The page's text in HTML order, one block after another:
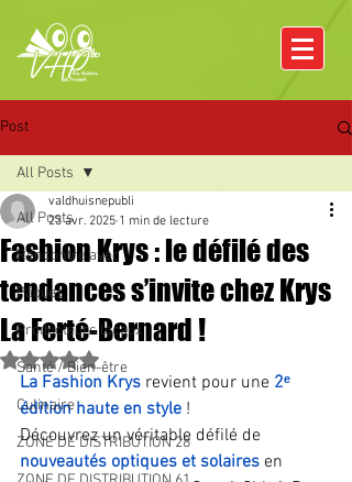
Post
All Posts
Rencontre avec
Pâques
Producteurs locaux
Santé / Bien-être
Culinaire
ZONE DE DISTRIBUTION 28
All Posts
Fashion Krys : le défilé des
tendances s’invite chez Krys
La Ferté-Bernard !
valdhuisnepubli
23 avr. 2025 1 min de lecture
Noté NaN étoiles sur 5.
La Fashion Krys revient pour une 2ᵉ
édition haute en style !
Découvrez un véritable défilé de
nouveautés optiques et solaires en